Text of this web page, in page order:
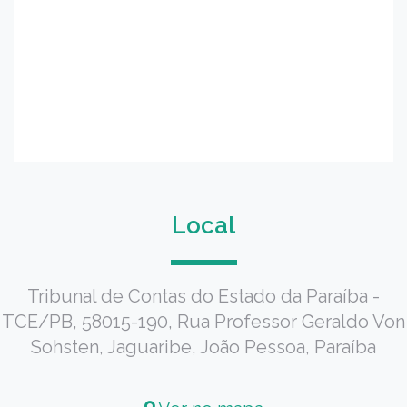
Local
Tribunal de Contas do Estado da Paraíba -
TCE/PB, 58015-190, Rua Professor Geraldo Von
Sohsten, Jaguaribe, João Pessoa, Paraíba